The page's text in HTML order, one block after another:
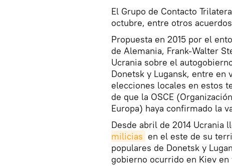
El Grupo de Contacto
octubre, entre otros
Propuesta en 2015 por el
de Alemania, Frank-Walter
Ucrania sobre el
Donetsk y Lugansk, entre
elecciones locales en estos
de que la OSCE
Europa) haya confirmado la
Desde abril de 2014 Ucrania
milicias en el este de su
populares de Donetsk y
gobierno ocurrido en Kiev